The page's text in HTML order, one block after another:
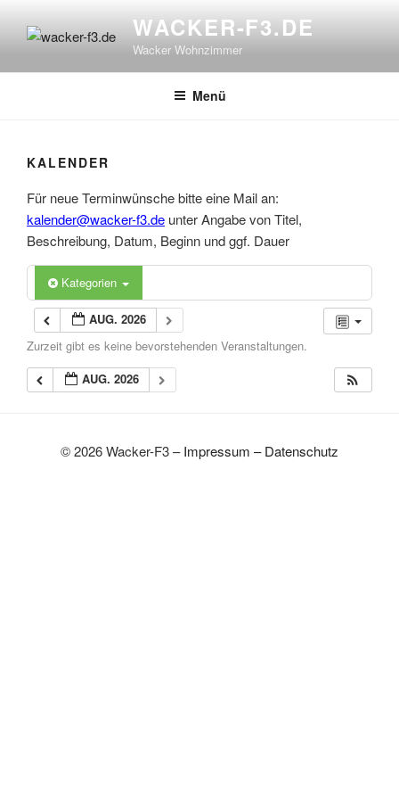
Inhalt
WACKER-F3.DE
Wacker Wohnzimmer
Menü
KALENDER
Für neue Terminwünsche bitte eine Mail an:
kalender@wacker-f3.de unter Angabe von Titel,
Beschreibung, Datum, Beginn und ggf. Dauer
Kategorien
AUG. 2026
Zurzeit gibt es keine bevorstehenden Veranstaltungen.
AUG. 2026
© 2026 Wacker-F3 –Impressum –Datenschutz